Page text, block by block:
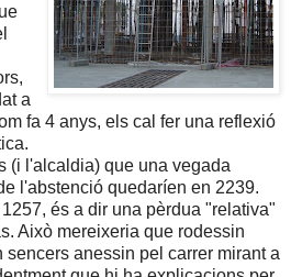
a
fa 4 anys, els cal fer una reflexió
(i l'alcaldia) que una vegada
l'abstenció quedaríen en 2239.
és a dir una pèrdua "relativa"
Això mereixeria que rodessin
anessin pel carrer mirant a